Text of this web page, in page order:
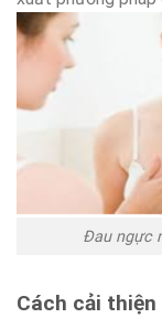
Đau ngực
Cách cải